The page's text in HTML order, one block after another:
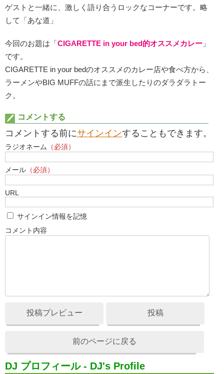
ゲストと一緒に、激しく語り合うロックなコーナーです。略
して「あな道」
今回のお題は「CIGARETTE in your bed的オススメカレー 」
です。
CIGARETTE in your bedのオススメのカレー店や食べ方から、
ラーメンやBIG MUFFの話にまで派生したりのダラダラトー
ク。
コメントする
コメントする前にサインインすることもできます。
ラジオネーム （必須）
メール （必須）
URL
サインイン情報を記憶
コメント内容
投稿プレビュー 投稿
前のページに戻る
DJ プロフィール - DJ's Profile